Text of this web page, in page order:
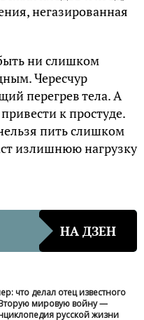
негазированная
ни слишком
Чересчур
перегрев тела. А
к простуде.
пить слишком
излишнюю нагрузку
НА ДЗЕН
что делал отец известного
мировую войну —
русской жизни